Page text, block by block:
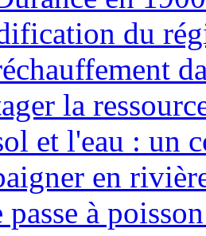
du
la
et l'eau : un
en
passe à